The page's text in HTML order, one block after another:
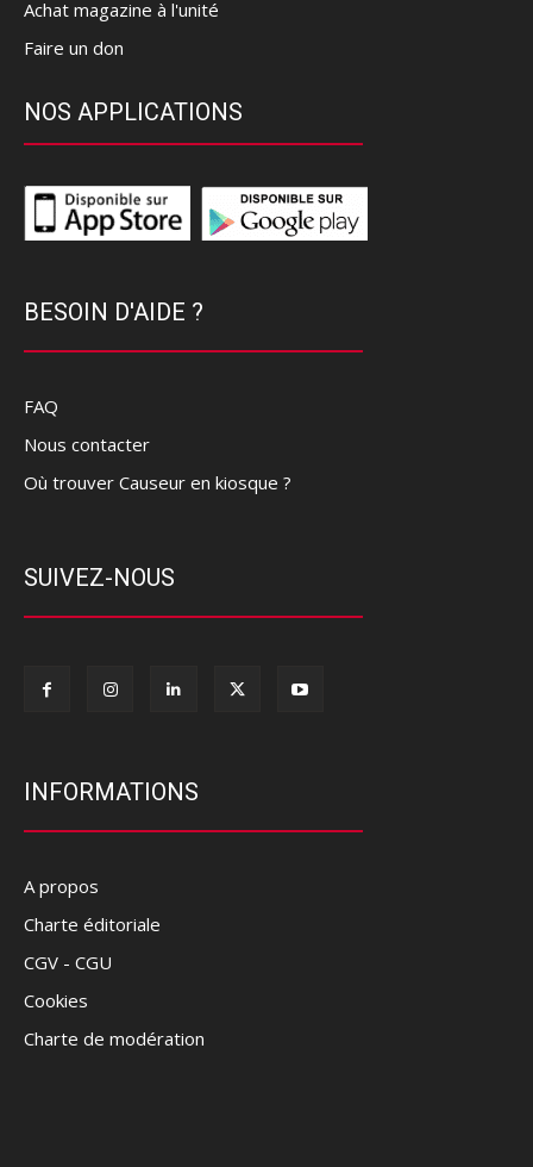
Achat magazine à l'unité
Faire un don
NOS APPLICATIONS
BESOIN D'AIDE ?
FAQ
Nous contacter
Où trouver Causeur en kiosque ?
SUIVEZ-NOUS
INFORMATIONS
A propos
Charte éditoriale
CGV - CGU
Cookies
Charte de modération